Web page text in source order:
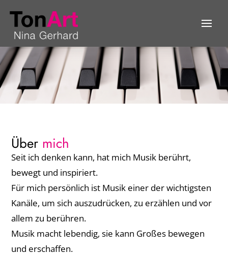
Über mich
Seit ich denken kann, hat mich Musik berührt,
bewegt und inspiriert.
Für mich persönlich ist Musik einer der wichtigsten
Kanäle, um sich auszudrücken, zu erzählen und vor
allem zu berühren.
Musik macht lebendig, sie kann Großes bewegen
und erschaffen.